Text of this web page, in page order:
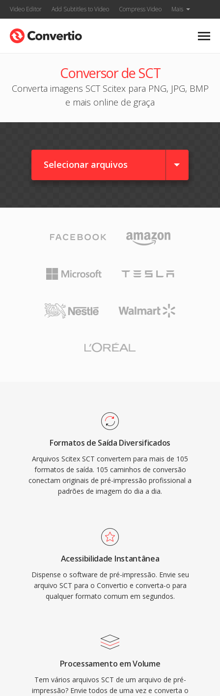
Video Editor Add Subtitles to Video Compress Video Mais
Conversor de SCT
Converta imagens SCT Scitex para PNG, JPG, BMP
e mais online de graça
Selecionar arquivos
Formatos de Saída Diversificados
Arquivos Scitex SCT convertem para mais de 105
formatos de saída. 105 caminhos de conversão
conectam originais de pré-impressão profissional a
padrões de imagem do dia a dia.
Acessibilidade Instantânea
Dispense o software de pré-impressão. Envie seu
arquivo SCT para o Convertio e converta-o para
qualquer formato comum em segundos.
Processamento em Volume
Tem vários arquivos SCT de um arquivo de pré-
impressão? Envie todos de uma vez e converta o